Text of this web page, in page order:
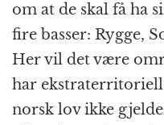
om at de skal få ha
fire basser: Rygge,
Her vil det være
har
norsk lov ikke